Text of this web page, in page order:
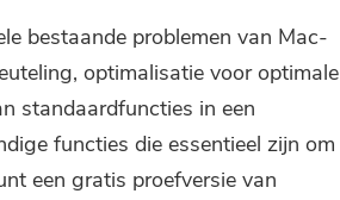
bestaande problemen van Mac-
optimalisatie voor optimale
standaardfuncties in een
functies die essentieel zijn om
een gratis proefversie van